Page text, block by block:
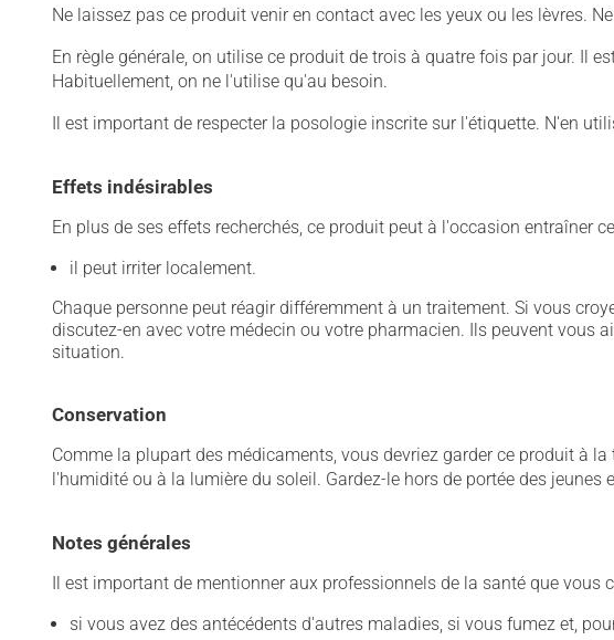
Ne laissez pas ce produit venir en contact avec les yeux ou les lèvres.
En règle générale, on utilise ce produit de trois à quatre fois par jour. Il
Habituellement, on ne l'utilise qu'au besoin.
Il est important de respecter la posologie inscrite sur l'étiquette. N'en
Effets indésirables
En plus de ses effets recherchés, ce produit peut à l'occasion entraîner
il peut irriter localement.
Chaque personne peut réagir différemment à un traitement. Si vous
discutez-en avec votre médecin ou votre pharmacien. Ils peuvent vous
situation.
Conservation
Comme la plupart des médicaments, vous devriez garder ce produit à
l'humidité ou à la lumière du soleil. Gardez-le hors de portée des
Notes générales
Il est important de mentionner aux professionnels de la santé que vous
si vous avez des antécédents d'autres maladies, si vous fumez et,